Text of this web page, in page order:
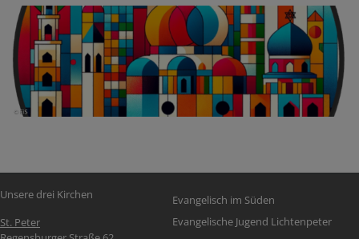
Unsere drei Kirchen
St. Peter
Fußbereichsmenü
Evangelisch im Süden
Evangelische Jugend Lichtenpeter